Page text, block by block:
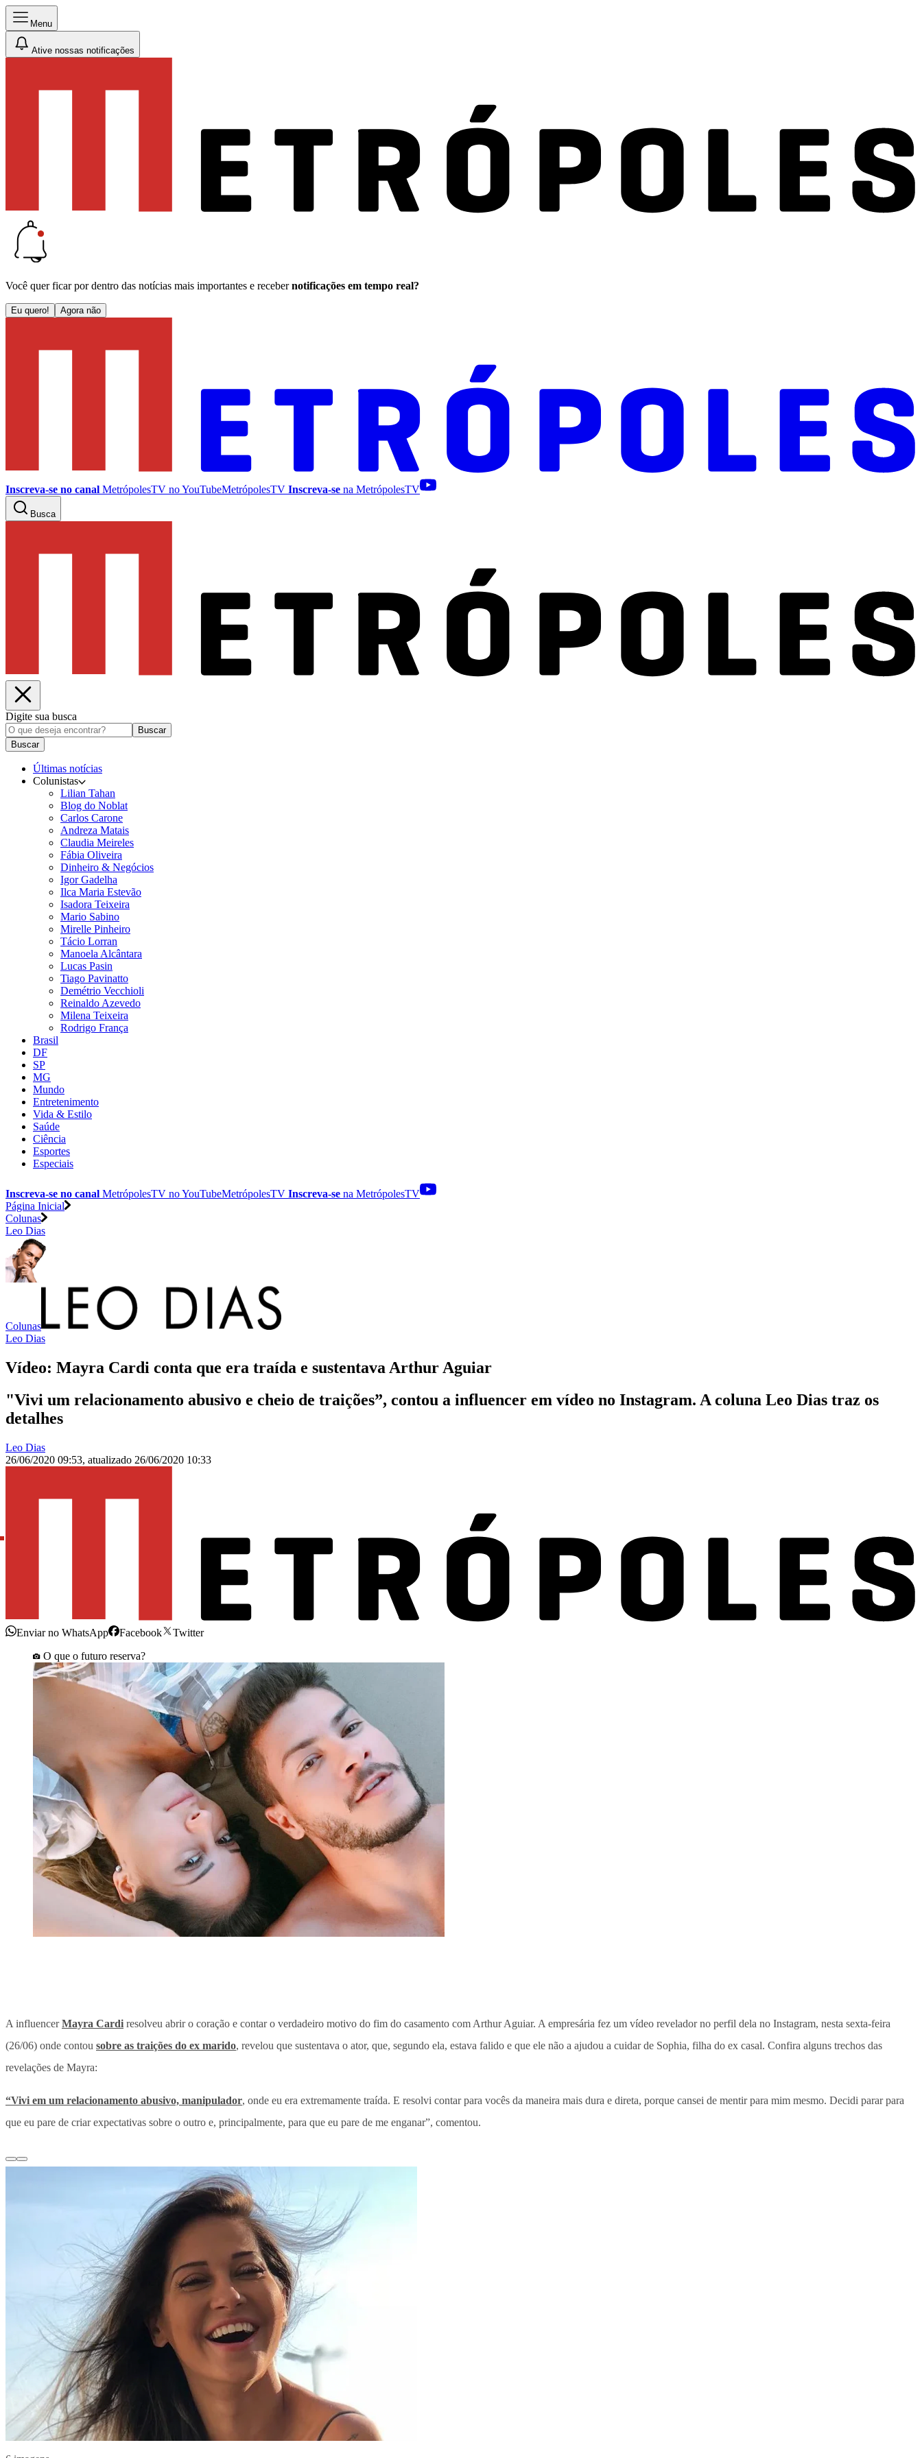
Menu
Ative nossas notificações
Você quer ficar por dentro das notícias mais importantes e receber notificações em tempo real?
Eu quero! Agora não
Inscreva-se no canal MetrópolesTV noYouTubeMetrópolesTV Inscreva-se na MetrópolesTV
Busca
Digite sua busca
Buscar
Buscar
Últimas notícias
Colunistas
Lilian Tahan
Blog do Noblat
Carlos Carone
Andreza Matais
Claudia Meireles
Fábia Oliveira
Dinheiro & Negócios
Igor Gadelha
Ilca Maria Estevão
Isadora Teixeira
Mario Sabino
Mirelle Pinheiro
Tácio Lorran
Manoela Alcântara
Lucas Pasin
Tiago Pavinatto
Demétrio Vecchioli
Reinaldo Azevedo
Milena Teixeira
Rodrigo França
Brasil
DF
SP
MG
Mundo
Entretenimento
Vida & Estilo
Saúde
Ciência
Esportes
Especiais
Inscreva-se no canal MetrópolesTV noYouTubeMetrópolesTV Inscreva-se na MetrópolesTV
Página Inicial
Colunas
Leo Dias
Colunas
Leo Dias
Vídeo: Mayra Cardi conta que era traída e sustentava Arthur Aguiar
"Vivi um relacionamento abusivo e cheio de traições”, contou a influencer em vídeo no Instagram. A coluna Leo Dias traz os
detalhes
Leo Dias
26/06/2020 09:53, atualizado 26/06/2020 10:33
Enviar no WhatsApp Facebook
Twitter
O que o futuro reserva?
A influencerMayra Cardi resolveu abrir o coração e contar o verdadeiro motivo do fim do casamento com Arthur Aguiar. A empresária fez um vídeo revelador no perfil dela no Instagram, nesta sexta-feira
(26/06) onde contou sobre as traições do ex marido, revelou que sustentava o ator, que, segundo ela, estava falido e que ele não a ajudou a cuidar de Sophia, filha do ex casal. Confira alguns trechos das
revelações de Mayra:
“Vivi em um relacionamento abusivo, manipulador, onde eu era extremamente traída. E resolvi contar para vocês da maneira mais dura e direta, porque cansei de mentir para mim mesmo. Decidi parar para
que eu pare de criar expectativas sobre o outro e, principalmente, para que eu pare de me enganar”, comentou.